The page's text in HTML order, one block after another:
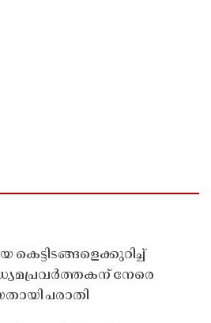
നേരെ
പരാതി